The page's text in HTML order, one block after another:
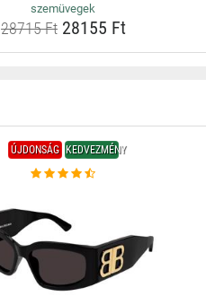
szemüvegek
28715 Ft28155 Ft
ÚJDONSÁG KEDVEZMÉNY